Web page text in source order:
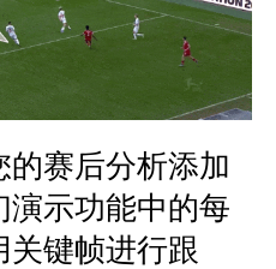
赛后分析添加
演示功能中的每
键帧进行跟